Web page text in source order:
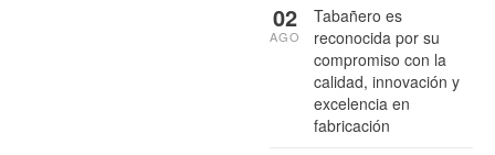
Tabañero es
reconocida por su
compromiso con la
calidad, innovación y
excelencia en
fabricación
02
AGO